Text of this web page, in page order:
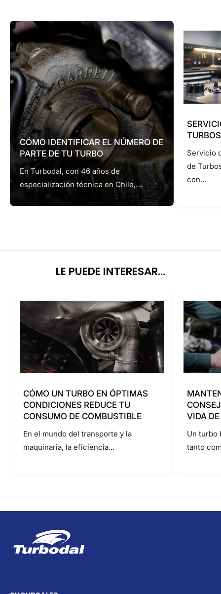
CÓMO IDENTIFICAR EL NÚMERO DE
PARTE DE TU TURBO
En Turbodal, con 46 años de
especialización técnica en Chile,...
TURBOS
Servicio
de
con...
LE PUEDE INTERESAR...
CÓMO UN TURBO EN ÓPTIMAS
CONDICIONES REDUCE TU
CONSUMO DE COMBUSTIBLE
En el mundo del transporte y la
maquinaria, la eficiencia...
VIDA
Un turbo
tanto